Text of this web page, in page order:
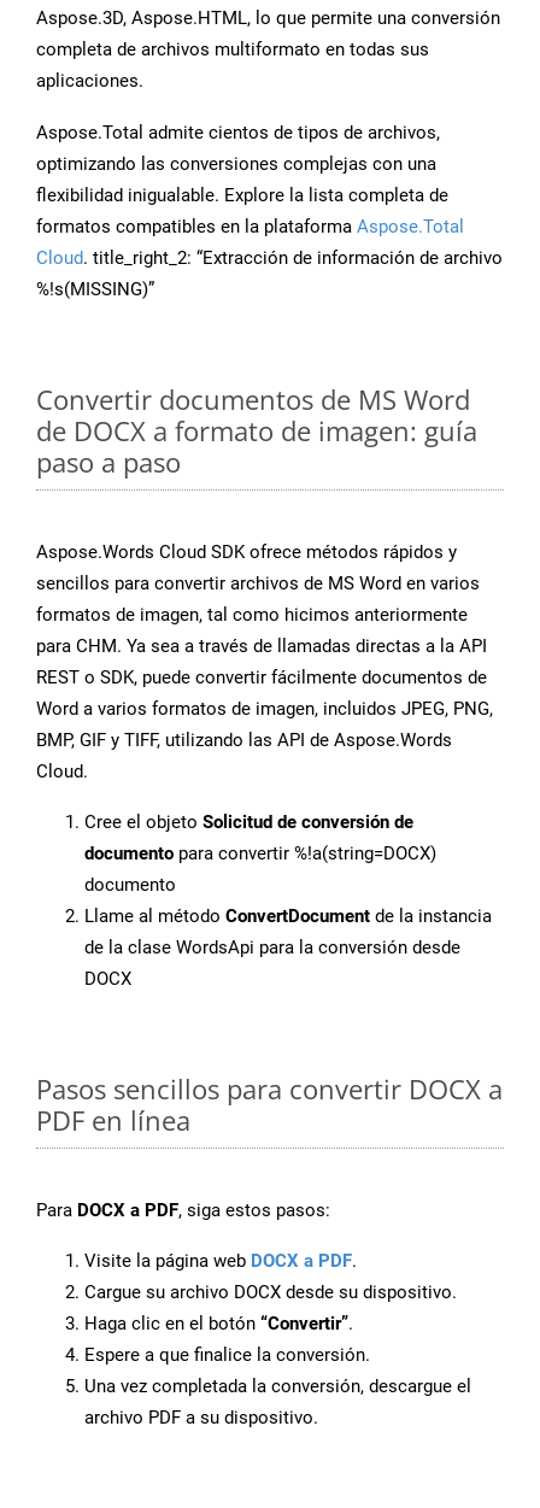
Aspose.3D, Aspose.HTML, lo que permite una conversión
completa de archivos multiformato en todas sus
aplicaciones.
Aspose.Total admite cientos de tipos de archivos,
optimizando las conversiones complejas con una
flexibilidad inigualable. Explore la lista completa de
formatos compatibles en la plataforma Aspose.Total
Cloud. title_right_2: “Extracción de información de archivo
%!s(MISSING)”
Convertir documentos de MS Word
de DOCX a formato de imagen: guía
paso a paso
Aspose.Words Cloud SDK ofrece métodos rápidos y
sencillos para convertir archivos de MS Word en varios
formatos de imagen, tal como hicimos anteriormente
para CHM. Ya sea a través de llamadas directas a la API
REST o SDK, puede convertir fácilmente documentos de
Word a varios formatos de imagen, incluidos JPEG, PNG,
BMP, GIF y TIFF, utilizando las API de Aspose.Words
Cloud.
Cree el objeto Solicitud de conversión de
documento para convertir %!a(string=DOCX)
documento
Llame al método ConvertDocument de la instancia
de la clase WordsApi para la conversión desde
DOCX
Pasos sencillos para convertir DOCX a
PDF en línea
Para DOCX a PDF, siga estos pasos:
Visite la página web DOCX a PDF.
Cargue su archivo DOCX desde su dispositivo.
Haga clic en el botón “Convertir”.
Espere a que finalice la conversión.
Una vez completada la conversión, descargue el
archivo PDF a su dispositivo.